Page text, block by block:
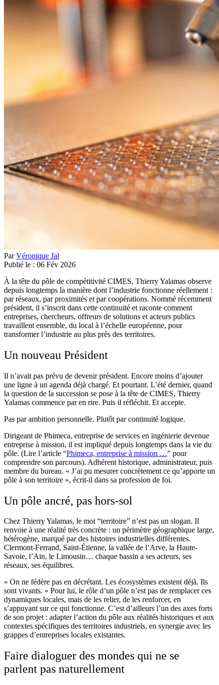
ParVéronique Jal
Publié le : 06 Fév 2026
À la tête du pôle de compétitivité CIMES, Thierry Yalamas observe
depuis longtemps la manière dont l’industrie fonctionne réellement :
par réseaux, par proximités et par coopérations. Nommé récemment
président, il s’inscrit dans cette continuité et raconte comment
entreprises, chercheurs, offreurs de solutions et acteurs publics
travaillent ensemble, du local à l’échelle européenne, pour
transformer l’industrie au plus près des territoires.
Un nouveau Président
Il n’avait pas prévu de devenir président. Encore moins d’ajouter
une ligne à un agenda déjà chargé. Et pourtant. L’été dernier, quand
la question de la succession se pose à la tête de CIMES, Thierry
Yalamas commence par en rire. Puis il réfléchit. Et accepte.
Pas par ambition personnelle. Plutôt par continuité logique.
Dirigeant de Phimeca, entreprise de services en ingénierie devenue
entreprise à mission, il est impliqué depuis longtemps dans la vie du
pôle. (Lire l’article “Phimeca, entreprise à mission …” pour
comprendre son parcours). Adhérent historique, administrateur, puis
membre du bureau. « J’ai pu mesurer concrètement ce qu’apporte un
pôle à son territoire », écrit-il dans sa profession de foi.
Un pôle ancré, pas hors-sol
Chez Thierry Yalamas, le mot “territoire” n’est pas un slogan. Il
renvoie à une réalité très concrète : un périmètre géographique large,
hétérogène, marqué par des histoires industrielles différentes.
Clermont-Ferrand, Saint-Étienne, la vallée de l’Arve, la Haute-
Savoie, l’Ain, le Limousin… chaque bassin a ses acteurs, ses
réseaux, ses équilibres.
« On ne fédère pas en décrétant. Les écosystèmes existent déjà. Ils
sont vivants. » Pour lui, le rôle d’un pôle n’est pas de remplacer ces
dynamiques locales, mais de les relier, de les renforcer, en
s’appuyant sur ce qui fonctionne. C’est d’ailleurs l’un des axes forts
de son projet : adapter l’action du pôle aux réalités historiques et aux
contextes spécifiques des territoires industriels, en synergie avec les
grappes d’entreprises locales existantes.
Faire dialoguer des mondes qui ne se
parlent pas naturellement